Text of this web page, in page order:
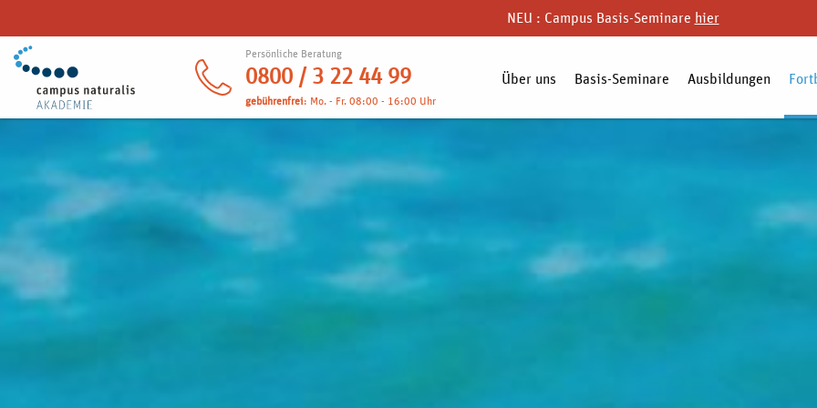
NEU : Campus Basis-Seminare hier
Persönliche Beratung
0800 / 3 22 44 99
gebührenfrei: Mo. - Fr. 08:00 - 16:00 Uhr
Über uns Basis-Seminare Ausbildungen